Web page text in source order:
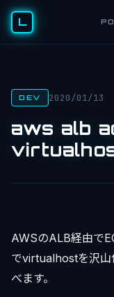
L
DEV 2020/01/13
aws alb
AWSのALB経由で
でvirtualhostを沢山
べます。